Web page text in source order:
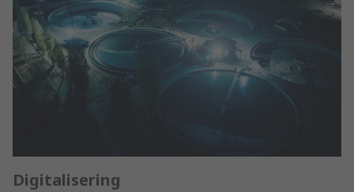
Digitalisering